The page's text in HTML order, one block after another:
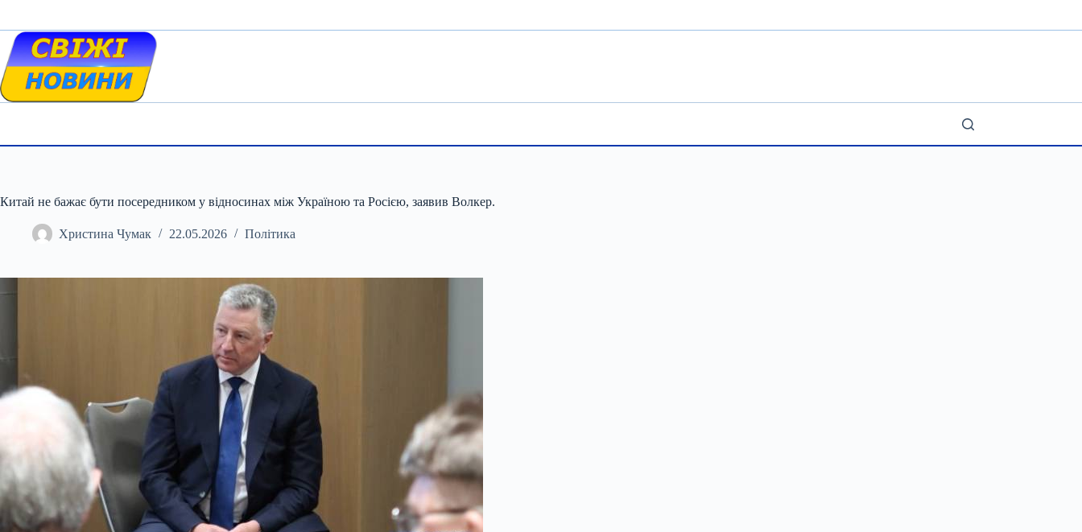
content
Китай не бажає бути посередником у відносинах між Україною та Росією, заявив Волкер.
Христина Чумак 22.05.2026 Політика